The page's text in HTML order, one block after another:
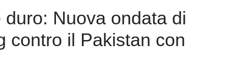
Nuova ondata di
contro il Pakistan con